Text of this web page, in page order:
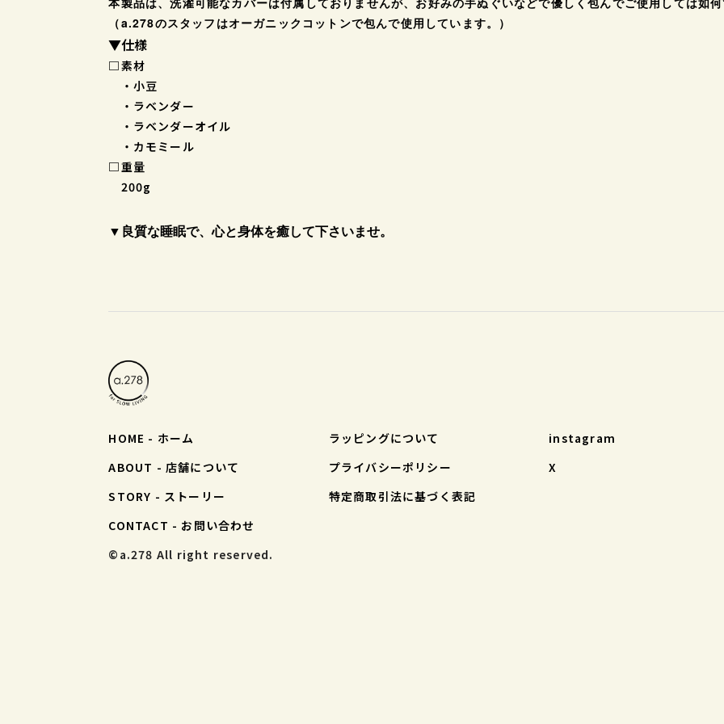
（a.278のスタッフはオーガニックコットンで包んで使用しています。）
▼仕様
□素材
・小豆
・ラベンダー
・ラベンダーオイル
・カモミール
□重量
200g
▼良質な睡眠で、心と身体を癒して下さいませ。
HOME - ホーム
ABOUT - 店舗について
STORY - ストーリー
CONTACT - お問い合わせ
©︎a.278 All right reserved.
ラッピングについて
プライバシーポリシー
特定商取引法に基づく表記
instagram
X